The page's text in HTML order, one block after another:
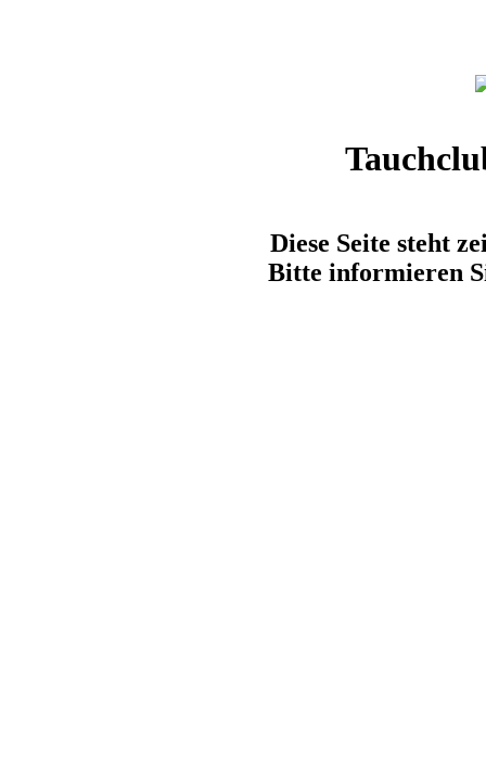
Diese Seite steht
Bitte informieren